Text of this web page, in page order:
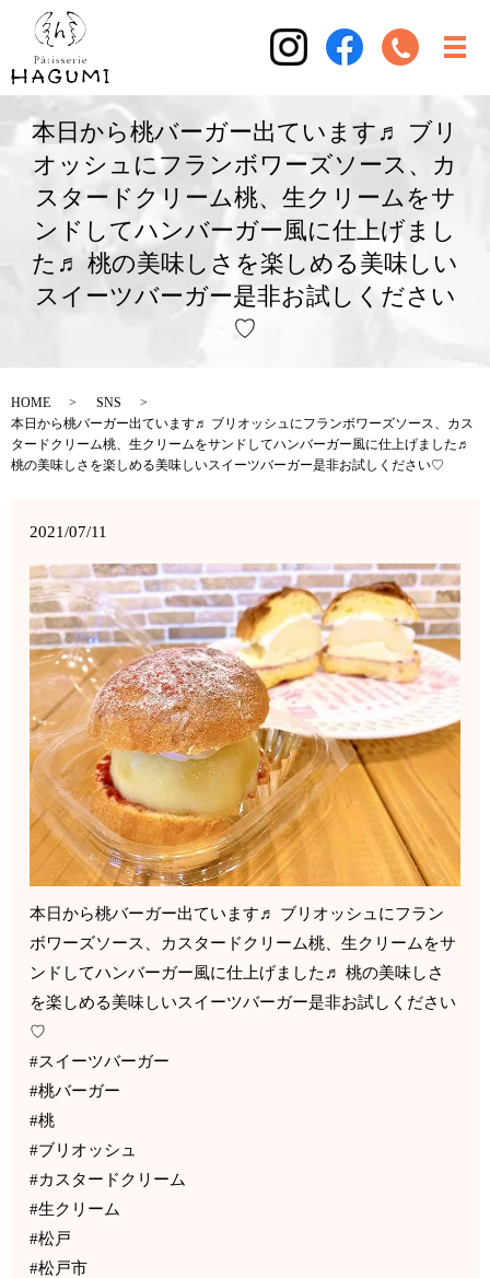
本日から桃バーガー出ています♬ ブリ
オッシュにフランボワーズソース、カ
スタードクリーム桃、生クリームをサ
ンドしてハンバーガー風に仕上げまし
た♬ 桃の美味しさを楽しめる美味しい
スイーツバーガー是非お試しください
♡
HOME
SNS
本日から桃バーガー出ています♬ ブリオッシュにフランボワーズソース、カス
タードクリーム桃、生クリームをサンドしてハンバーガー風に仕上げました♬
桃の美味しさを楽しめる美味しいスイーツバーガー是非お試しください♡
2021/07/11
本日から桃バーガー出ています♬ ブリオッシュにフラン
ボワーズソース、カスタードクリーム桃、生クリームをサ
ンドしてハンバーガー風に仕上げました♬ 桃の美味しさ
を楽しめる美味しいスイーツバーガー是非お試しください
♡
#スイーツバーガー
#桃バーガー
#桃
#ブリオッシュ
#カスタードクリーム
#生クリーム
#松戸
#松戸市